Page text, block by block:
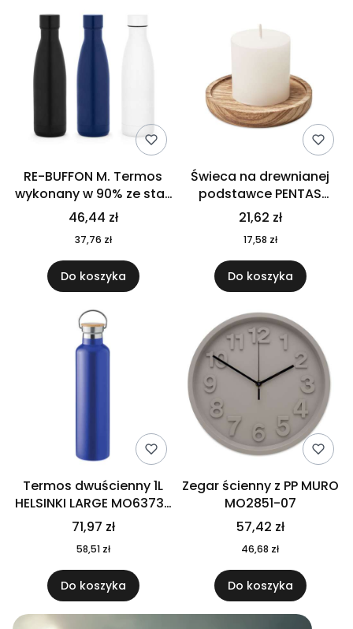
RE-BUFFON M. Termos
wykonany w 90% ze stali
nierdzewnej
pochodzącej z
recyklingu 520 ml 94294
46,44 zł
37,76 zł
Do koszyka
Świeca na drewnianej
podstawce PENTAS
MO6282-40
21,62 zł
17,58 zł
Do koszyka
Termos dwuścienny 1L
HELSINKI LARGE MO6373-
04
71,97 zł
58,51 zł
Do koszyka
Zegar ścienny z PP MURO
MO2851-07
57,42 zł
46,68 zł
Do koszyka